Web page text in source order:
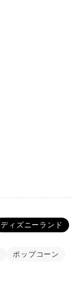
ディズニーランド
ポップコーン